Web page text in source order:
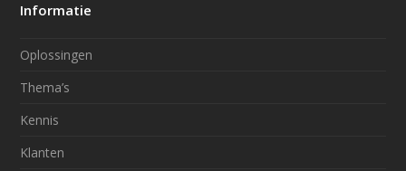
Informatie
Oplossingen
Thema’s
Kennis
Klanten